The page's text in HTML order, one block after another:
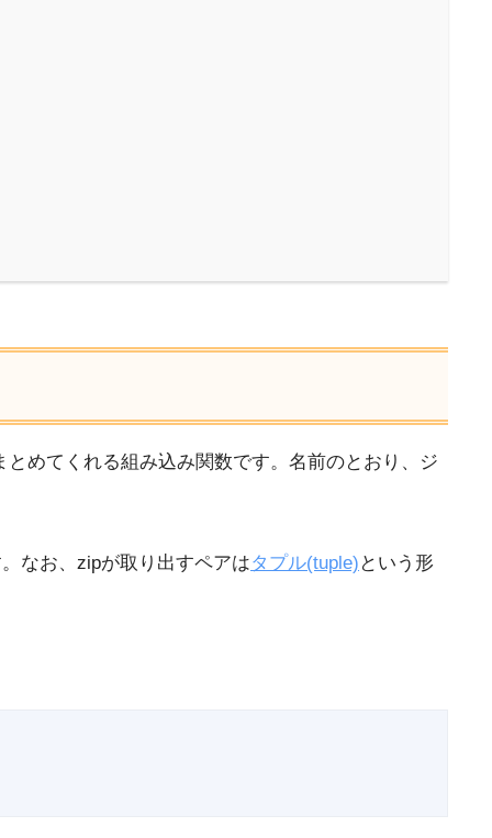
めてくれる組み込み関数です。名前のとおり、ジ
なお、zipが取り出すペアはタプル(tuple) という形